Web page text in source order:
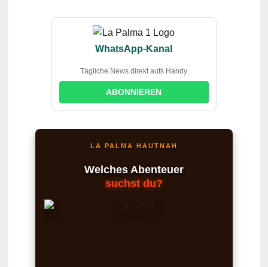
WhatsApp-Kanal
Tägliche News direkt aufs Handy
ABONNIEREN
LA PALMA HAUTNAH
Welches Abenteuer
suchst du?